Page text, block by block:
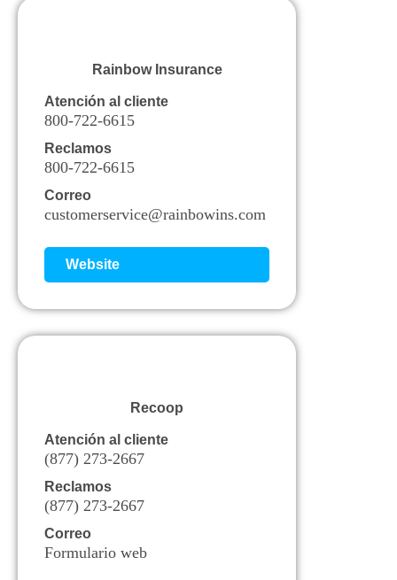
Rainbow Insurance
Atención al cliente
800-722-6615
Reclamos
800-722-6615
Correo
customerservice@rainbowins.com
Website
Recoop
Atención al cliente
(877) 273-2667
Reclamos
(877) 273-2667
Correo
Formulario web